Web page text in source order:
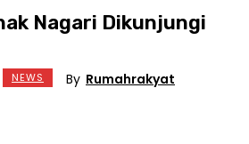
Nagari Dikunjungi
NEWS By Rumahrakyat